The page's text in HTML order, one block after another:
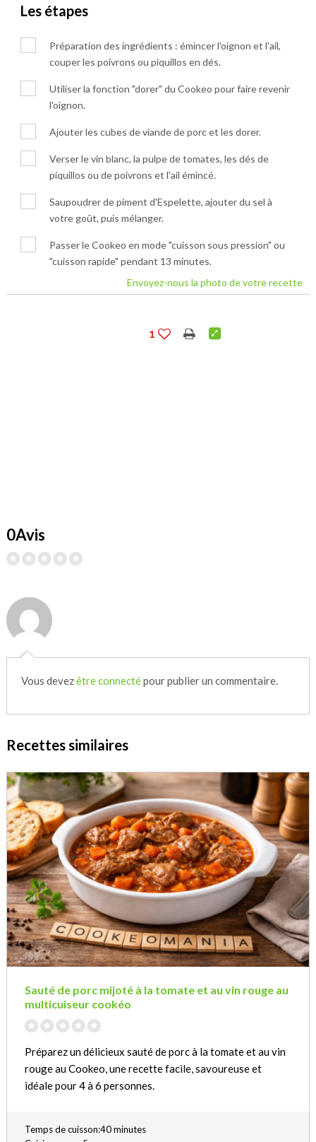
Les étapes
Préparation des ingrédients : émincer l'oignon et l'ail,
couper les poivrons ou piquillos en dés.
Utiliser la fonction "dorer" du Cookeo pour faire revenir
l'oignon.
Ajouter les cubes de viande de porc et les dorer.
Verser le vin blanc, la pulpe de tomates, les dés de
piquillos ou de poivrons et l'ail émincé.
Saupoudrer de piment d'Espelette, ajouter du sel à
votre goût, puis mélanger.
Passer le Cookeo en mode "cuisson sous pression" ou
"cuisson rapide" pendant 13 minutes.
Envoyez-nous la photo de votre recette
1
0Avis
Vous devezêtre connectépour publier un commentaire.
Recettes similaires
Sauté de porc mijoté à la tomate et au vin rouge au
multicuiseur cookéo
Préparez un délicieux sauté de porc à la tomate et au vin
rouge au Cookeo, une recette facile, savoureuse et
idéale pour 4 à 6 personnes.
Temps de cuisson:40 minutes